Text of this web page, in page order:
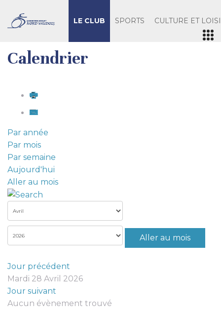
LE CLUB SPORTS CULTURE ET
Calendrier
Par année
Par mois
Par semaine
Aujourd'hui
Aller au mois
Aller au mois
Jour précédent
Mardi 28 Avril 2026
Jour suivant
Aucun évènement trouvé